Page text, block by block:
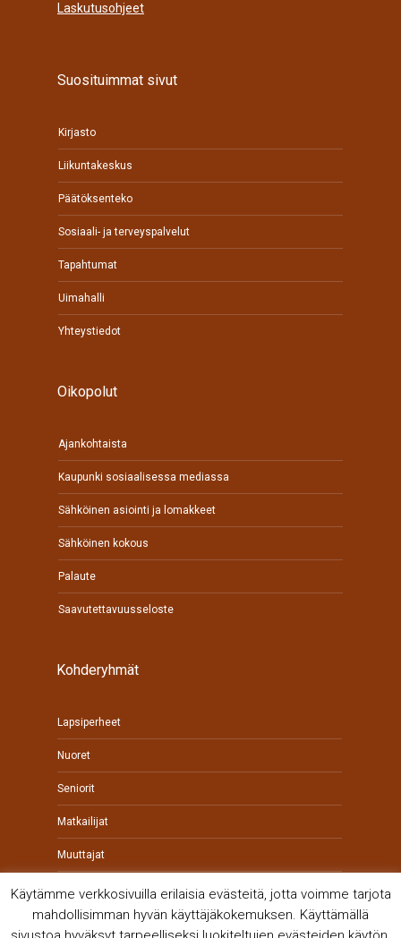
Laskutusohjeet
Suosituimmat sivut
Kirjasto
Liikuntakeskus
Päätöksenteko
Sosiaali- ja terveyspalvelut
Tapahtumat
Uimahalli
Yhteystiedot
Oikopolut
Ajankohtaista
Kaupunki sosiaalisessa mediassa
Sähköinen asiointi ja lomakkeet
Sähköinen kokous
Palaute
Saavutettavuusseloste
Kohderyhmät
Lapsiperheet
Nuoret
Seniorit
Matkailijat
Muuttajat
Käytämme verkkosivuilla erilaisia evästeitä, jotta voimme tarjota
mahdollisimman hyvän käyttäjäkokemuksen. Käyttämällä